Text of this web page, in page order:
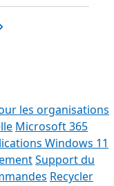
les organisations
Microsoft 365
Windows 11
Support du
Recycler